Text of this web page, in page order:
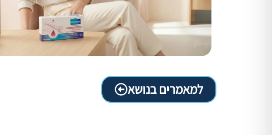
למאמרים בנושא